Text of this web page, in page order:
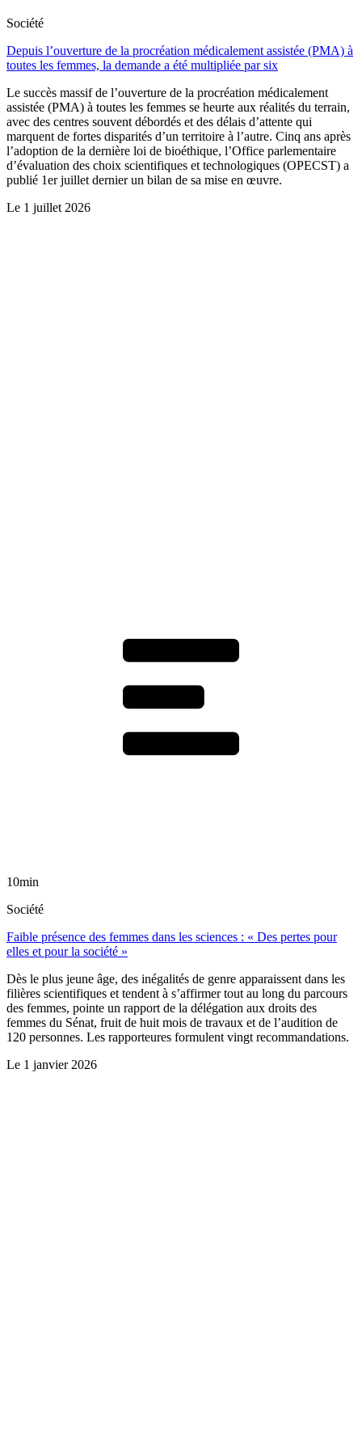
Société
Depuis l’ouverture de la procréation médicalement assistée (PMA) à
toutes les femmes, la demande a été multipliée par six
Le succès massif de l’ouverture de la procréation médicalement
assistée (PMA) à toutes les femmes se heurte aux réalités du terrain,
avec des centres souvent débordés et des délais d’attente qui
marquent de fortes disparités d’un territoire à l’autre. Cinq ans après
l’adoption de la dernière loi de bioéthique, l’Office parlementaire
d’évaluation des choix scientifiques et technologiques (OPECST) a
publié 1er juillet dernier un bilan de sa mise en œuvre.
Le 1 juillet 2026
10min
Société
Faible présence des femmes dans les sciences : « Des pertes pour
elles et pour la société »
Dès le plus jeune âge, des inégalités de genre apparaissent dans les
filières scientifiques et tendent à s’affirmer tout au long du parcours
des femmes, pointe un rapport de la délégation aux droits des
femmes du Sénat, fruit de huit mois de travaux et de l’audition de
120 personnes. Les rapporteures formulent vingt recommandations.
Le 1 janvier 2026